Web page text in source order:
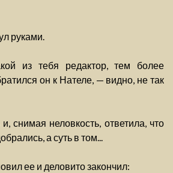
руками.
из тебя редактор, тем более
он к Нателе, — видно, не так
снимая неловкость, ответила, что
а суть в том...
ее и деловито закончил: